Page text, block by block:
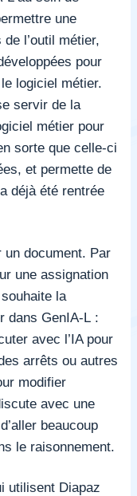
une
l’outil métier,
pour
logiciel métier.
servir de la
métier pour
sorte que celle-ci
et permette de
déjà été rentrée
document. Par
une assignation
la
dans GenIA-L :
avec l’IA pour
arrêts ou autres
modifier
avec une
beaucoup
le raisonnement.
utilisent Diapaz